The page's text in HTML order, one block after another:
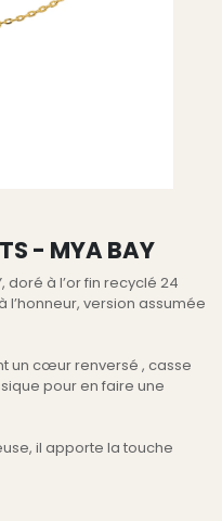
- MYA BAY
doré à l’or fin recyclé 24
l’honneur, version assumée
un cœur renversé , casse
pour en faire une
il apporte la touche